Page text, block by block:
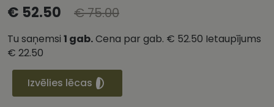
€ 52.50 € 75.00
Tu saņemsi 1 gab.Cena par gab. € 52.50 Ietaupījums
€ 22.50
Izvēlies lēcas